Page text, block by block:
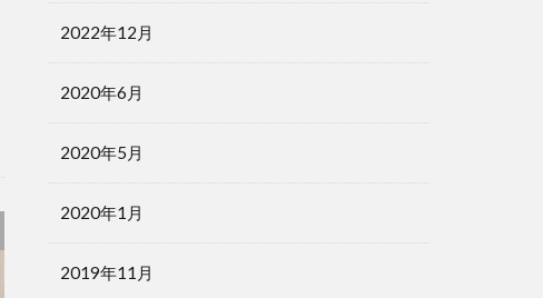
2022年12月
2020年6月
2020年5月
2020年1月
2019年11月